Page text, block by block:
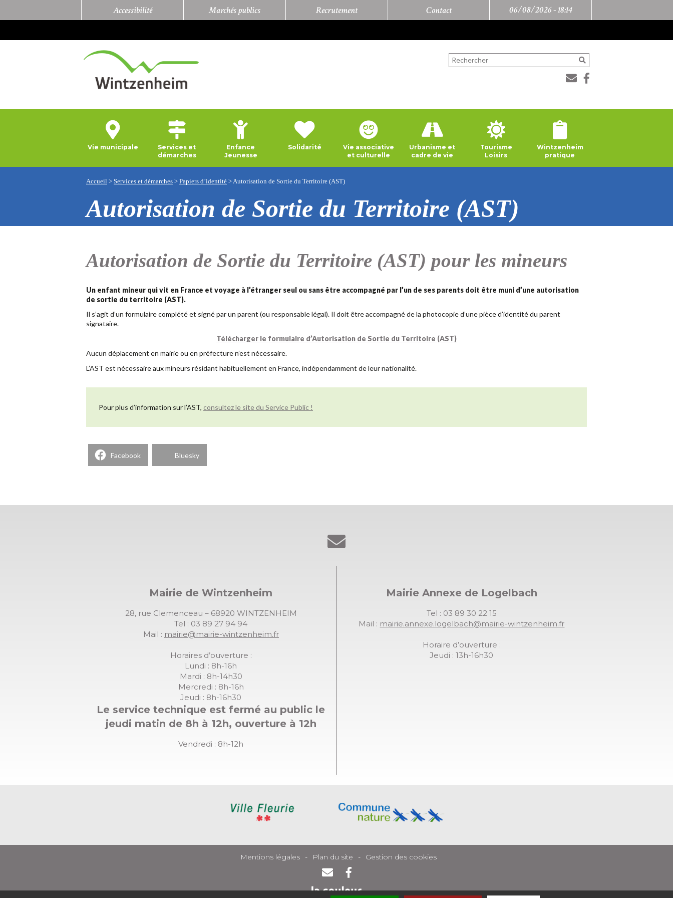
Accessibilité Marchés publics Recrutement Contact 06/08/2026 -18:14
Vie municipale
Services et
démarches
Enfance
Jeunesse
Solidarité
Vie associative
et culturelle
Urbanisme et
cadre de vie
Tourisme
Loisirs
Wintzenheim
pratique
Accueil > Services et démarches > Papiers d’identité >Autorisation de Sortie du Territoire (AST)
Autorisation de Sortie du Territoire (AST)
Autorisation de Sortie du Territoire (AST) pour les mineurs
Un enfant mineur qui vit en France et voyage à l’étranger seul ou sans être accompagné par l’un de ses parents doit être muni d’une autorisation
de sortie du territoire (AST).
Il s’agit d’un formulaire complété et signé par un parent (ou responsable légal). Il doit être accompagné de la photocopie d’une pièce d’identité du parent
signataire.
Télécharger le formulaire d’Autorisation de Sortie du Territoire (AST)
Aucun déplacement en mairie ou en préfecture n’est nécessaire.
L’AST est nécessaire aux mineurs résidant habituellement en France, indépendamment de leur nationalité.
Pour plus d’information sur l’AST, consultez le site du Service Public !
Facebook Bluesky
Mairie de Wintzenheim
28, rue Clemenceau – 68920 WINTZENHEIM
Tel : 03 89 27 94 94
Mail : mairie@mairie-wintzenheim.fr
Horaires d’ouverture :
Lundi : 8h-16h
Mardi : 8h-14h30
Mercredi : 8h-16h
Jeudi : 8h-16h30
Le service technique est fermé au public le
jeudi matin de 8h à 12h, ouverture à 12h
Vendredi : 8h-12h
Mairie Annexe de Logelbach
Tel : 03 89 30 22 15
Mail : mairie.annexe.logelbach@mairie-wintzenheim.fr
Horaire d’ouverture :
Jeudi : 13h-16h30
Mentions légales Plan du site Gestion des cookies